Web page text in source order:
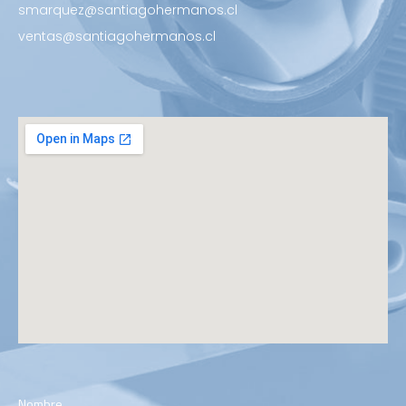
smarquez@santiagohermanos.cl
ventas@santiagohermanos.cl